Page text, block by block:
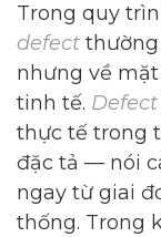
Trong quy
defect
nhưng về
tinh tế. Defect
thực tế trong
đặc tả — nói
ngay từ giai
thống. Trong